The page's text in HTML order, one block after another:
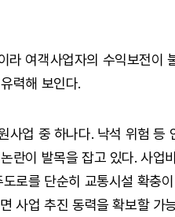
라 여객사업자의 수익보전이
력해 보인다.
사업 중 하나다. 낙석 위험 등
란이 발목을 잡고 있다. 사업
로를 단순히 교통시설 확충
사업 추진 동력을 확보할 가